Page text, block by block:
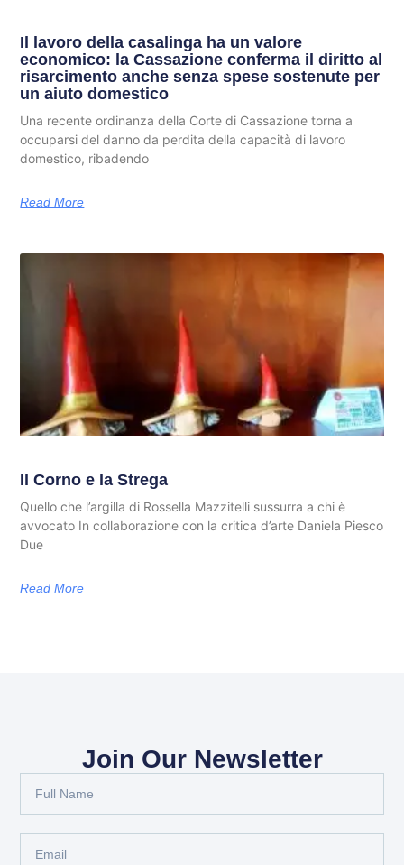
Il lavoro della casalinga ha un valore
economico: la Cassazione conferma il diritto al
risarcimento anche senza spese sostenute per
un aiuto domestico
Una recente ordinanza della Corte di Cassazione torna a
occuparsi del danno da perdita della capacità di lavoro
domestico, ribadendo
Read More
Il Corno e la Strega
Quello che l’argilla di Rossella Mazzitelli sussurra a chi è
avvocato In collaborazione con la critica d’arte Daniela Piesco
Due
Read More
Join Our Newsletter